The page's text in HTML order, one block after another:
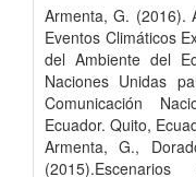
Armenta, G. (2016).
Eventos Climáticos
del Ambiente del
Naciones Unidas
Comunicación
Ecuador. Quito,
Armenta, G.,